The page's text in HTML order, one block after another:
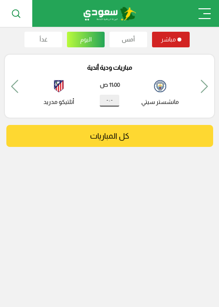
مباشر أمس اليوم غداً
مباريات ودية أندية
مانشستر سيتي
11:00 ص
- : - أتلتيكو مدريد
كل المباريات